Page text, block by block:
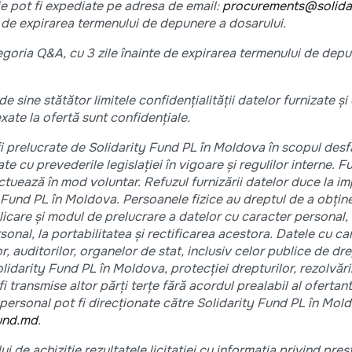
pot fi expediate pe adresa de email:
expirarea termenului de depunere a dosarului.
Q&A, cu 3 zile înainte de expirarea termenului de
sine stătător limitele confidențialității datelor furnizate și
la ofertă sunt confidențiale.
de Solidarity Fund PL în Moldova în scopul
cu prevederile legislației în vigoare și regulilor interne.
în mod voluntar. Refuzul furnizării datelor duce la
PL în Moldova. Persoanele fizice au dreptul de a
și modul de prelucrare a datelor cu caracter
la portabilitatea și rectificarea acestora. Datele cu
auditorilor, organelor de stat, inclusiv celor publice de
Fund PL în Moldova, protecției drepturilor,
transmise altor părți terțe fără acordul prealabil al
pot fi direcționate către Solidarity Fund PL în
.